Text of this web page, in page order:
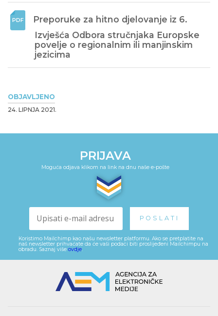
OBJAVLJENO
24. LIPNJA 2021.
Preporuke za hitno djelovanje iz 6.
Izvješća Odbora stručnjaka Europske
povelje o regionalnim ili manjinskim
jezicima
PRIJAVA
Moguća odjava klikom na link na dnu naše e-pošte
Koristimo Mailchimp kao našu newsletter platformu. Ako se pretplatite na
naš newsletter prihvaćate da će vaši podaci biti proslijeđeni Mailchimpu na
obradu. Saznaj više ovdje.